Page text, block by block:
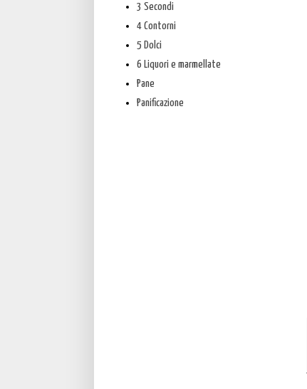
3 Secondi
4 Contorni
5 Dolci
6 Liquori e marmellate
Pane
Panificazione